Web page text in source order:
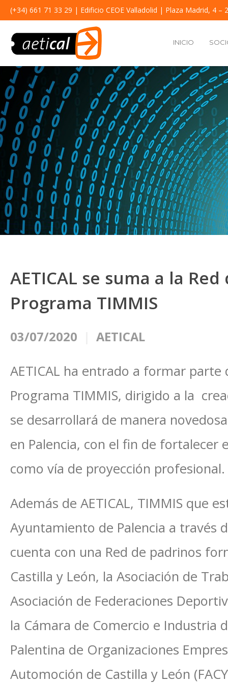
(+34) 661 71 33 29 | Edificio CEOE Valladolid | Plaza Madrid, 4 –
INICIO
AETICAL se suma a la
Programa TIMMIS
03/07/2020 AETICAL
AETICAL ha entrado a formar parte
Programa TIMMIS, dirigido a la
se desarrollará de manera
en Palencia, con el fin de fortalecer
como vía de proyección profesional.
Además de AETICAL, TIMMIS que
Ayuntamiento de Palencia a través
cuenta con una Red de padrinos
Castilla y León, la Asociación de
Asociación de Federaciones
la Cámara de Comercio e Industria
Palentina de Organizaciones
Automoción de Castilla y León